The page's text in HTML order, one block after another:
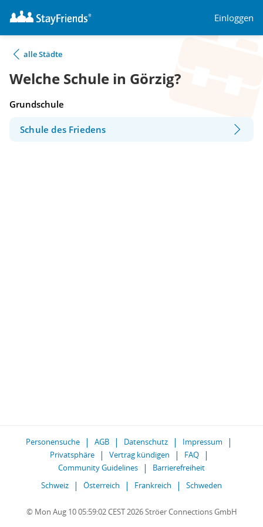
Einloggen
alle Städte
Welche Schule in Görzig?
Grundschule
Schule des Friedens
Personensuche AGB Datenschutz
Impressum
Privatsphäre
Vertrag kündigen
FAQ
Community Guidelines
Barrierefreiheit
Schweiz
Österreich Frankreich Schweden
© Mon Aug 10 05:59:02 CEST 2026 Ströer Connections GmbH